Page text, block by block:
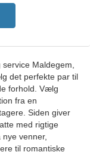
Maldegem,
det perfekte par til
forhold. Vælg
fra en
Siden giver
med rigtige
venner,
til romantiske